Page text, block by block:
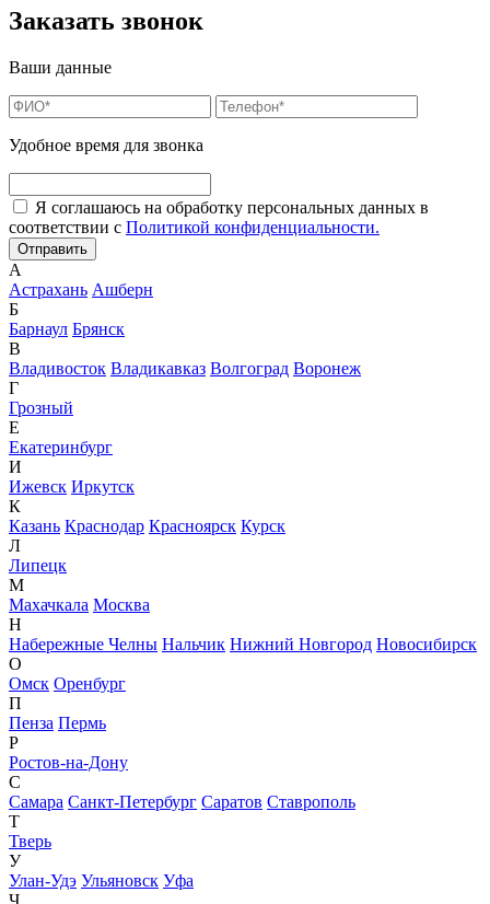
Заказать звонок
Ваши данные
Удобное время для звонка
Я соглашаюсь на обработку персональных данных в
соответствии с Политикой конфиденциальности.
А
Астрахань Ашберн
Б
Барнаул Брянск
В
Владивосток Владикавказ Волгоград Воронеж
Г
Грозный
Е
Екатеринбург
И
Ижевск Иркутск
К
Казань Краснодар Красноярск Курск
Л
Липецк
М
Махачкала Москва
Н
Набережные Челны Нальчик Нижний Новгород Новосибирск
О
Омск Оренбург
П
Пенза Пермь
Р
Ростов-на-Дону
С
Самара Санкт-Петербург Саратов Ставрополь
Т
Тверь
У
Улан-Удэ Ульяновск Уфа